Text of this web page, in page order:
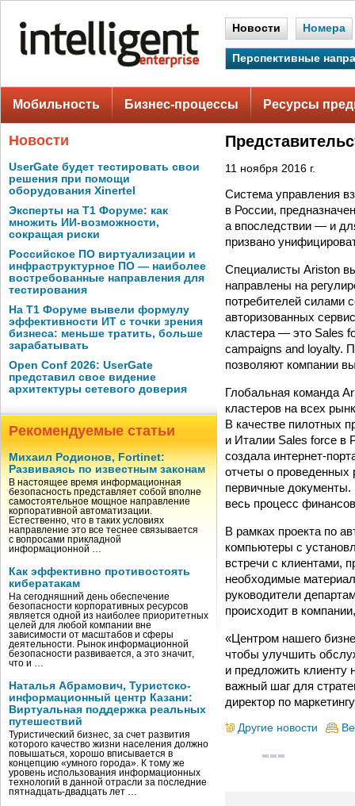
Новости Номера
Перспективные
Мобильность Бизнес-процессы Ресурсы
Новости
UserGate будет тестировать свои
решения при помощи
оборудования Xinertel
Эксперты на Т1 Форуме: как
множить ИИ-возможности,
сокращая риски
Российское ПО виртуализации и
инфраструктурное ПО — наиболее
востребованные направления для
тестирования
На Т1 Форуме вывели формулу
эффективности ИТ с точки зрения
бизнеса: меньше тратить, больше
зарабатывать
Open Conf 2026: UserGate
представил свое видение
архитектуры сетевого доверия
Рекомендуемые статьи
Михаил Родионов, Fortinet:
Развиваясь по известным законам
В настоящее время информационная
безопасность представляет собой вполне
самостоятельное мощное направление
корпоративной автоматизации.
Естественно, что в таких условиях
направление это все теснее связывается
с вопросами прикладной
информационной …
Как эффективно противостоять
кибератакам
На сегодняшний день обеспечение
безопасности корпоративных ресурсов
является одной из наиболее приоритетных
целей для любой компании вне
зависимости от масштабов и сферы
деятельности. Рынок информационной
безопасности развивается, а это значит,
что и …
Наталья Абрамович, Туристско-
информационный центр Казани:
Виртуальная поддержка реальных
путешествий
Туристический бизнес, за счет развития
которого качество жизни населения должно
повышаться, хорошо вписывается в
концепцию «умного города». К тому же
уровень использования информационных
технологий в данной отрасли за последние
пятнадцать-двадцать лет …
11 ноября 2016 г.
Система управления
в России,
а впоследствии — и
призвано
Специалисты Ariston
направлены на
потребителей силами
авторизованных
кластера — это Sales
campaigns and loyalty.
позволяют компании
Глобальная команда
кластеров на всех
В качестве пилотных
и Италии Sales force в
создала интернет-
отчеты о проведенных
первичные документы.
весь процесс
В рамках проекта по
компьютеры с
встречи с клиентами,
необходимые
руководители
происходит в
«Центром нашего
чтобы улучшить
и предложить
важный шаг для
директор по
Другие новости